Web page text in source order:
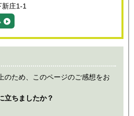
庄1-1
のため、このページのご感想をお
立ちましたか？